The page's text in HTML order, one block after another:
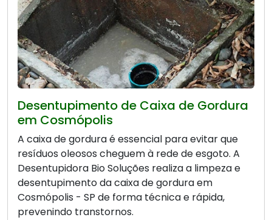
Desentupimento de Caixa de Gordura
em Cosmópolis
A caixa de gordura é essencial para evitar que
resíduos oleosos cheguem à rede de esgoto. A
Desentupidora Bio Soluções realiza a limpeza e
desentupimento da caixa de gordura em
Cosmópolis - SP de forma técnica e rápida,
prevenindo transtornos.